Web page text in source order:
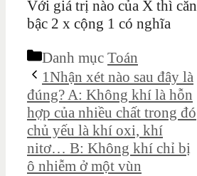
Với giá trị nào của X thì căn
bậc 2 x cộng 1 có nghĩa
Danh mục Toán
1Nhận xét nào sau đây là
đúng? A: Không khí là hỗn
hợp của nhiều chất trong đó
chủ yếu là khí oxi, khí
nitơ… B: Không khí chỉ bị
ô nhiễm ở một vùn